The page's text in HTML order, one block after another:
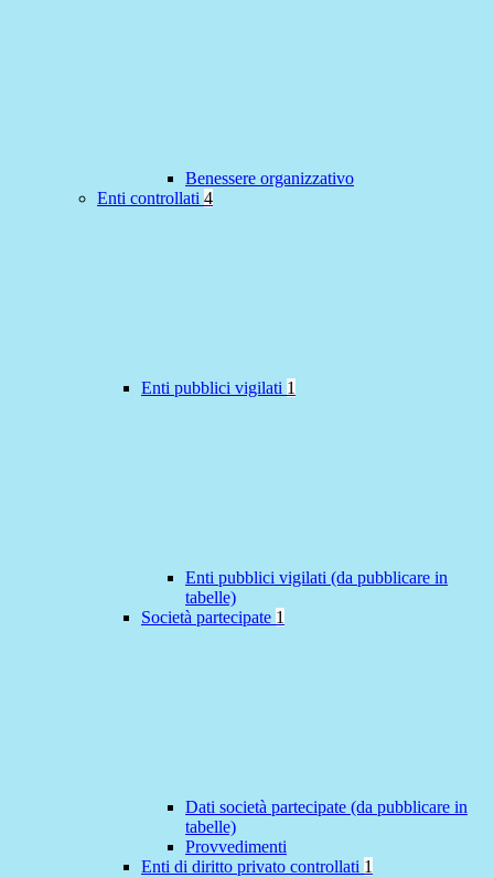
Benessere organizzativo
Enti controllati 4
Enti pubblici vigilati 1
Enti pubblici vigilati (da pubblicare in
tabelle)
Società partecipate 1
Dati società partecipate (da pubblicare in
tabelle)
Provvedimenti
Enti di diritto privato controllati 1